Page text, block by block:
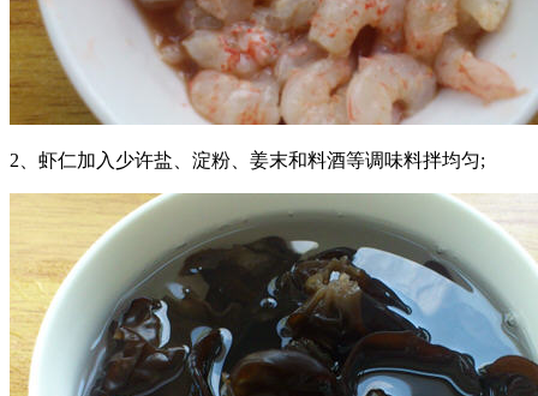
2、虾仁加入少许盐、淀粉、姜末和料酒等调味料拌均匀;